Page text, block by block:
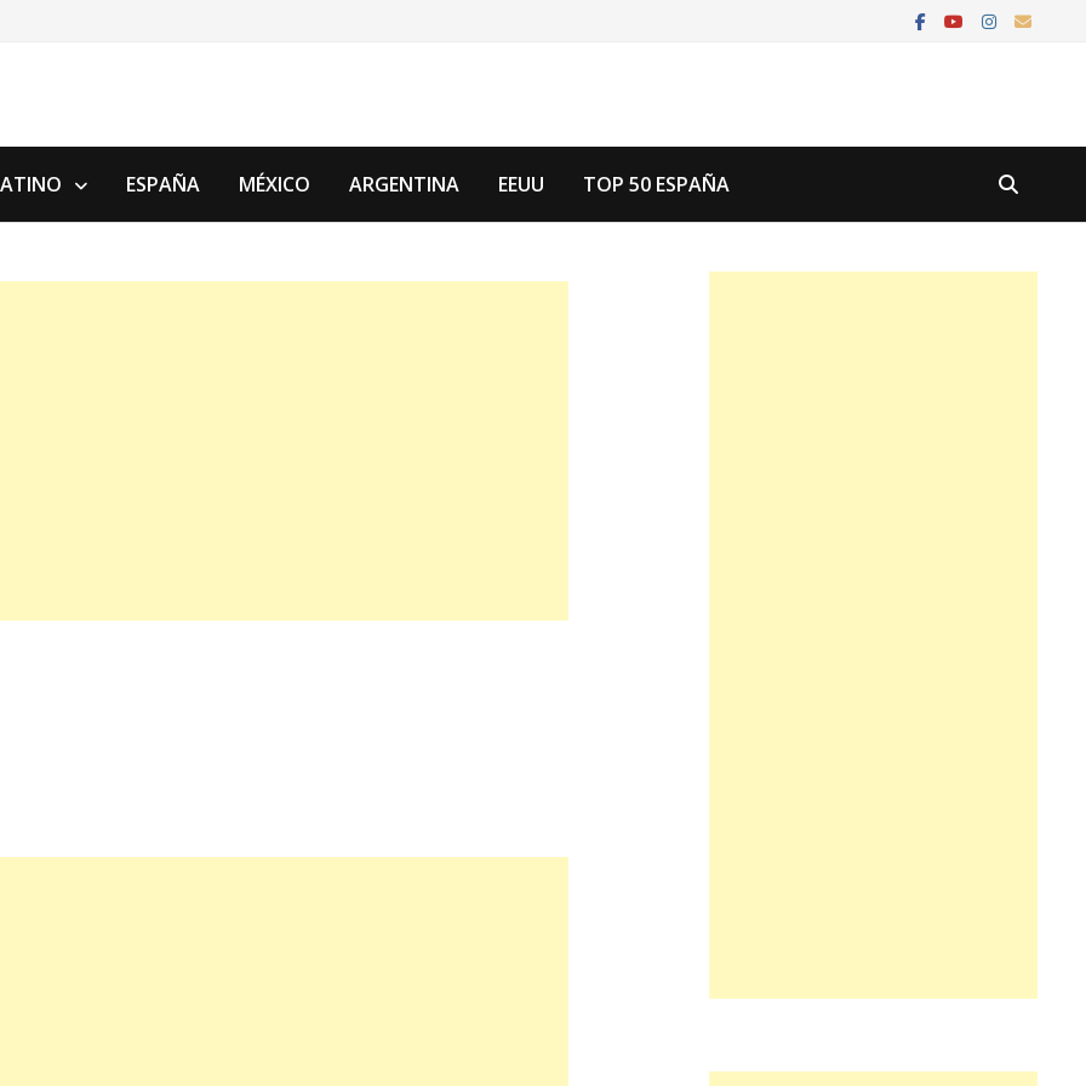
ESPAÑA MÉXICO ARGENTINA EEUU TOP 50 ESPAÑA